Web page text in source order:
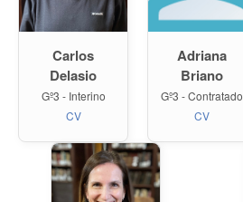
Carlos
Delasio
Gº3 - Interino
CV
Adriana
Briano
Gº3 - Contratado
CV